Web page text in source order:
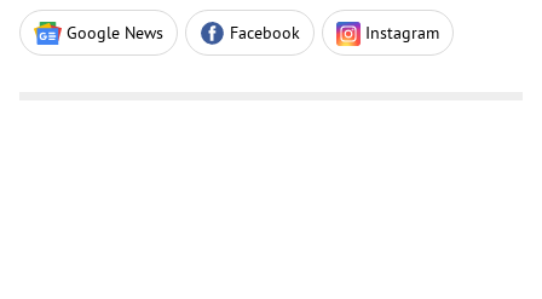
Google News Facebook Instagram